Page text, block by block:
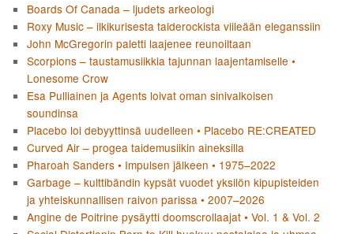
Boards Of Canada – ljudets arkeologi
Roxy Music – ilkikurisesta taiderockista viileään eleganssiin
John McGregorin paletti laajenee reunoiltaan
Scorpions – taustamusiikkia tajunnan laajentamiselle •
Lonesome Crow
Esa Pulliainen ja Agents loivat oman sinivalkoisen
soundinsa
Placebo loi debyyttinsä uudelleen • Placebo RE:CREATED
Curved Air – progea taidemusiikin aineksilla
Pharoah Sanders • Impulsen jälkeen • 1975–2022
Garbage – kulttibändin kypsät vuodet yksilön kipupisteiden
ja yhteiskunnallisen raivon parissa • 2007–2026
Angine de Poitrine pysäytti doomscrollaajat • Vol. 1 & Vol. 2